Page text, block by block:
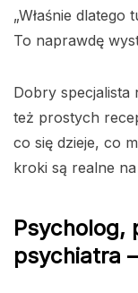
„Właśnie
To naprawdę
Dobry specjalista
też prostych
co się dzieje, co
kroki są realne
Psycholog,
psychiatra